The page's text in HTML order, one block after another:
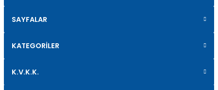
SAYFALAR
KATEGORİLER
K.V.K.K.